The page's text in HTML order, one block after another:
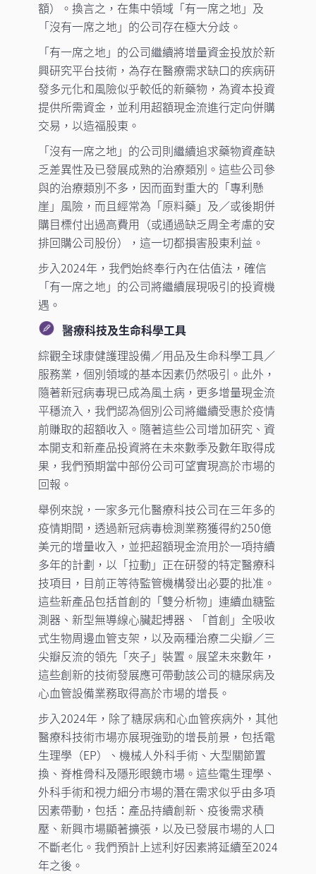
額）。換言之，在集中領域「有一席之地」及
「沒有一席之地」的公司存在極大分歧。
「有一席之地」的公司繼續將增量資金投放於新
興研究平台技術，為存在醫療需求缺口的疾病研
發多元化和風險似乎較低的新藥物，為資本投資
提供所需資金，並利用超額現金流進行定向併購
交易，以造福股東。
「沒有一席之地」的公司則繼續追求藥物資產缺
乏差異性及已發展成熟的治療類別。這些公司參
與的治療類別不多，因而面對重大的「專利懸
崖」風險，而且經常為「原料藥」及／或後期併
購目標付出過高費用（或通過缺乏周全考慮的安
排回購公司股份），這一切都損害股東利益。
步入2024年，我們始終奉行內在估值法，確信
「有一席之地」的公司將繼續展現吸引的投資機
遇。
醫療科技及生命科學工具
綜觀全球康健護理設備／用品及生命科學工具／
服務業，個別領域的基本因素仍然吸引。此外，
隨著新冠病毒現已成為風土病，更多增量現金流
平穩流入，我們認為個別公司將繼續受惠於疫情
前賺取的超額收入。隨著這些公司增加研究、資
本開支和新產品投資將在未來數季及數年取得成
果，我們預期當中部份公司可望實現高於市場的
回報。
舉例來說，一家多元化醫療科技公司在三年多的
疫情期間，透過新冠病毒檢測業務獲得約250億
美元的增量收入，並把超額現金流用於一項持續
多年的計劃，以「拉動」正在研發的特定醫療科
技項目，目前正等待監管機構發出必要的批准。
這些新產品包括首創的「雙分析物」連續血糖監
測器、新型無導線心臟起搏器、「首創」全吸收
式生物周邊血管支架，以及兩種治療二尖瓣／三
尖瓣反流的領先「夾子」裝置。展望未來數年，
這些創新的技術發展應可帶動該公司的糖尿病及
心血管設備業務取得高於市場的增長。
步入2024年，除了糖尿病和心血管疾病外，其他
醫療科技術市場亦展現強勁的增長前景，包括電
生理學（EP）、機械人外科手術、大型關節置
換、脊椎骨科及隱形眼鏡市場。這些電生理學、
外科手術和視力細分市場的潛在需求似乎由多項
因素帶動，包括：產品持續創新、疫後需求積
壓、新興市場顯著擴張，以及已發展市場的人口
不斷老化。我們預計上述利好因素將延續至2024
年之後。